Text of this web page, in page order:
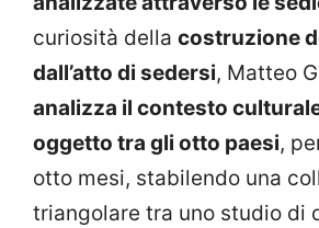
curiosità della costruzione
dall’atto di sedersi, Matteo
analizza il contesto
oggetto tra gli otto paesi,
otto mesi, stabilendo una
triangolare tra uno studio di